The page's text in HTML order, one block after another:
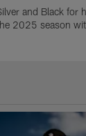
and Black for
2025 season